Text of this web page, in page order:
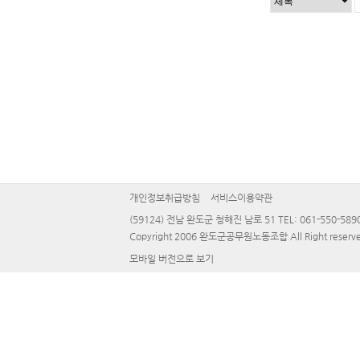
개인정보취급방침
서비스이용약관
(59124) 전남 완도군 청해진 남로 51 TEL: 061-550-
Copyright 2006 완도군공무원노동조합 All Right
모바일 버전으로 보기